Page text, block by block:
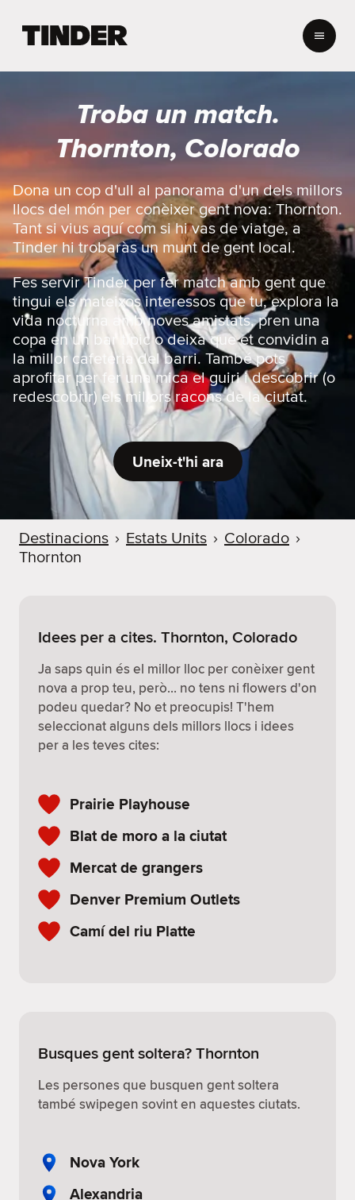
r
n
c
i
Troba un match.
Thornton, Colorado
Dona un cop d'ull al panorama d'un dels millors
llocs del món per conèixer gent nova: Thornton.
Tant si vius aquí com si hi vas de viatge, a
Tinder hi trobaràs un munt de gent local.
Fes servir Tinder per fer match amb gent que
tingui els mateixos interessos que tu, explora la
vida nocturna amb noves amistats, pren una
copa en un bar típic o deixa que et convidin a
la millor cafeteria del barri. També pots
aprofitar per fer una mica el guiri i descobrir (o
redescobrir) els millors racons de la ciutat.
Uneix-t'hi ara
Destinacions › Estats Units › Colorado ›
Thornton
Idees per a cites. Thornton, Colorado
Ja saps quin és el millor lloc per conèixer gent
nova a prop teu, però… no tens ni flowers d'on
podeu quedar? No et preocupis! T'hem
seleccionat alguns dels millors llocs i idees
per a les teves cites:
Prairie Playhouse
Blat de moro a la ciutat
Mercat de grangers
Denver Premium Outlets
Camí del riu Platte
Busques gent soltera? Thornton
Les persones que busquen gent soltera
també swipegen sovint en aquestes ciutats.
Nova York
Alexandria